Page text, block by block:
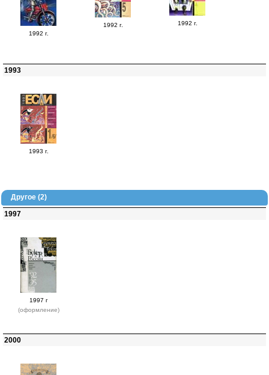
1992 г.
1992 г. 1992 г.
1993
1993 г.
Другое (2)
1997
1997 г
(оформление)
2000